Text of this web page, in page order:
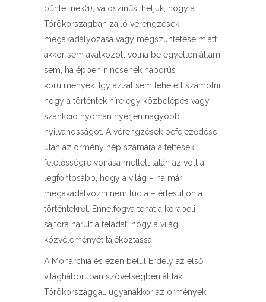
bűntettnek(1), valószínűsíthetjük, hogy a
Törökországban zajló vérengzések
megakadályozása vagy megszüntetése miatt
akkor sem avatkozott volna be egyetlen állam
sem, ha éppen nincsenek háborús
körülmények. Így azzal sem lehetett számolni,
hogy a történtek híre egy közbelépés vagy
szankció nyomán nyerjen nagyobb
nyilvánosságot. A vérengzések befejeződése
után az örmény nép számára a tettesek
felelősségre vonása mellett talán az volt a
legfontosabb, hogy a világ – ha már
megakadályozni nem tudta – értesüljön a
történtekről. Ennélfogva tehát a korabeli
sajtóra hárult a feladat, hogy a világ
közvéleményét tájékoztassa.
A Monarchia és ezen belül Erdély az első
világháborúban szövetségben álltak
Törökországgal, ugyanakkor az örmények